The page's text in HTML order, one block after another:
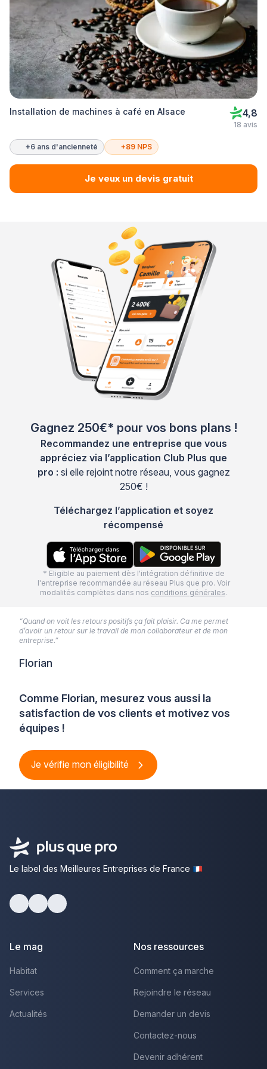
Installation de machines à café en Alsace 4,8
18 avis
+6 ans d'ancienneté +89 NPS
Je veux un devis gratuit
Gagnez 250€* pour vos bons plans !
Recommandez une entreprise que vous
appréciez via l’application Club Plus que
pro : si elle rejoint notre réseau, vous gagnez
250€ !
Téléchargez l’application et soyez
récompensé
* Eligible au paiement dès l'intégration définitive de
l'entreprise recommandée au réseau Plus que pro. Voir
modalités complètes dans nos conditions générales.
Comme Florian, mesurez vous aussi la
satisfaction de vos clients et motivez vos
équipes !
Je vérifie mon éligibilité
“Quand on voit les retours positifs ça fait plaisir. Ca me permet
d’avoir un retour sur le travail de mon collaborateur et de mon
entreprise.”
Florian
Le label des Meilleures Entreprises de France
Le mag
Habitat
Services
Actualités
Nos ressources
Comment ça marche
Rejoindre le réseau
Demander un devis
Contactez-nous
Devenir adhérent